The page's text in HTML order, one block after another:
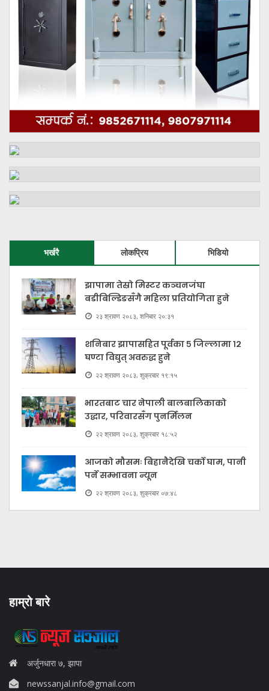
भर्खरै लोकप्रिय भिडियो
झापामा तेस्रो मिस्टर कञ्चनजंघा
बडीबिल्डिङसँगै महिला प्रतियोगिता हुने
२३ श्रावण २०८३, शनिबार २०:३१
शनिबार झापासहित पूर्वका ५ जिल्लामा १२
घण्टा विद्युत् अवरुद्ध हुने
२२ श्रावण २०८३, शुक्रबार १९:१५
भारतबाट चार नेपाली बालबालिकाको
उद्धार, परिवारसँग पुनर्मिलन
२२ श्रावण २०८३, शुक्रबार १८:५२
आजको मौसमः बिहानैदेखि चर्को घाम, पानी
पर्ने सम्भावना न्यून
२२ श्रावण २०८३, शुक्रबार ०७:४८
हाम्रो बारे
अर्जुनधारा ७, झापा
newssanjal.info@gmail.com